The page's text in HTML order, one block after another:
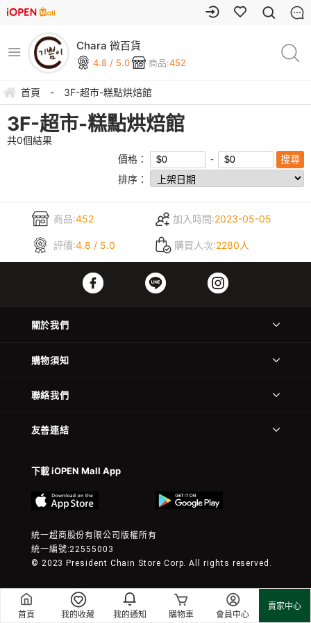
首頁 我的收藏 我的通知 購物車 會員中心
賣家中心
Chara 微百貨
4.8 / 5.0 商品:452
首頁 - 3F-超市-糕點烘焙館
3F-超市-糕點烘焙館
共0個結果
價格：
排序：
商品:452 加入時間:2023-05-05
評價:4.8 / 5.0 購買人次:2280人
關於我們
購物須知
聯絡我們
友善連結
下載 iOPEN Mall App
統一超商股份有限公司版權所有
統一編號:22555003
© 2023 President Chain Store Corp. All rights reserved.